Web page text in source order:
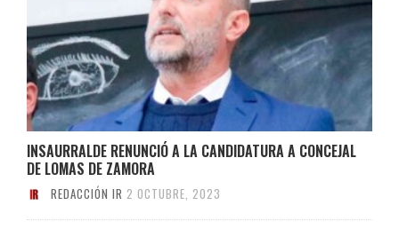
INSAURRALDE RENUNCIÓ A LA CANDIDATURA A CONCEJAL
DE LOMAS DE ZAMORA
REDACCIÓN IR 2 OCTUBRE, 2023